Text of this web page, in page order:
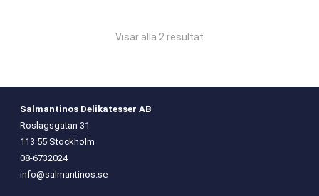
Visar alla 2 resultat
Salmantinos Delikatesser AB
Roslagsgatan 31
113 55 Stockholm
08-6732024
info@salmantinos.se